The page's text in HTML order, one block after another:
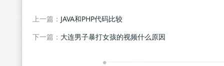
上一篇： JAVA和PHP代码比较
下一篇： 大连男子暴打女孩的视频什么原因